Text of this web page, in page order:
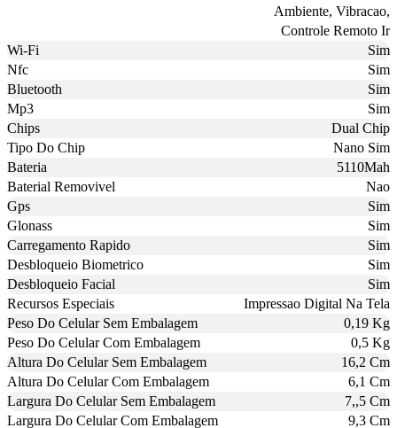
Ambiente, Vibracao,
Controle Remoto Ir
Wi-Fi
Sim
Nfc
Sim
Bluetooth
Sim
Mp3
Sim
Chips
Dual Chip
Tipo Do Chip
Nano Sim
Bateria
5110Mah
Baterial Removivel
Nao
Gps
Sim
Glonass
Sim
Carregamento Rapido
Sim
Desbloqueio Biometrico
Sim
Desbloqueio Facial
Sim
Recursos Especiais
Impressao Digital Na Tela
Peso Do Celular Sem Embalagem
0,19 Kg
Peso Do Celular Com Embalagem
0,5 Kg
Altura Do Celular Sem Embalagem
16,2 Cm
Altura Do Celular Com Embalagem
6,1 Cm
Largura Do Celular Sem Embalagem
7,,5 Cm
Largura Do Celular Com Embalagem
9,3 Cm